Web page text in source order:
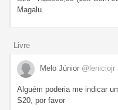
Magalu.
Livre
Melo Júnior @leniciojr
Alguém poderia me indicar
S20, por favor